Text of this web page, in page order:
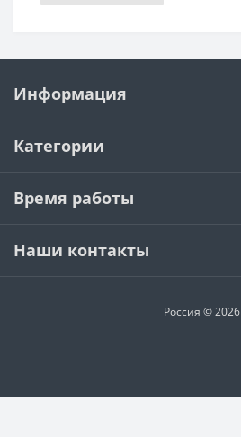
Информация
Категории
Время работы
Наши контакты
Россия © 2026